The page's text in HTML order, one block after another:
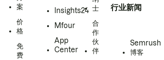
案
价
格
免
费
Insights24
Mfour
App
Center
士
合
作
伙
伴
行业新闻
Semrush
博客